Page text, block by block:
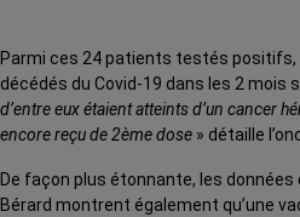
Parmi ces 24 patients testés
décédés du Covid-19 dans les 2 mois
d’entre eux étaient atteints d’un cancer
encore reçu de 2ème dose » détaille
De façon plus étonnante, les données
Bérard montrent également qu’une